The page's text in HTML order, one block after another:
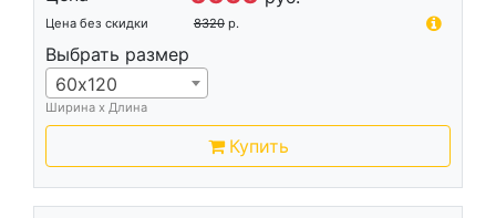
Цена без скидки 8320 р.
Выбрать размер
60х120
Ширина х Длина
Купить